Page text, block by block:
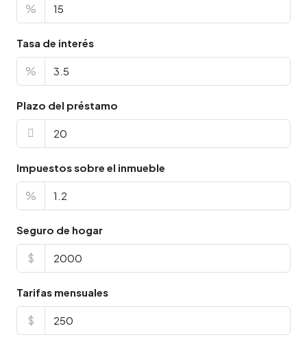
%
Tasa de interés
%
Plazo del préstamo
Impuestos sobre el inmueble
%
Seguro de hogar
$
Tarifas mensuales
$